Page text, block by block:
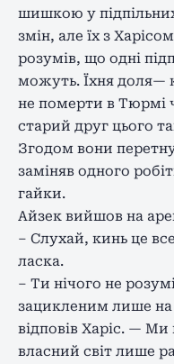
шишкою у
змін, але їх з
розумів, що одні
можуть. Їхня доля—
не померти в Тюрмі
старий друг цього
Згодом вони
заміняв одного
гайки.
Айзек вийшов на
– Слухай, кинь це
ласка.
– Ти нічого не
зацикленим лише на
відповів Харіс. —
власний світ лише